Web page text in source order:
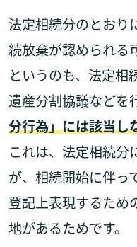
法定相続分のとおり
続放棄が認められる
というのも、法定相
遺産分割協議などを
分行為」には該当し
これは、法定相続分
が、相続開始に伴っ
登記上表現するため
地があるためです。